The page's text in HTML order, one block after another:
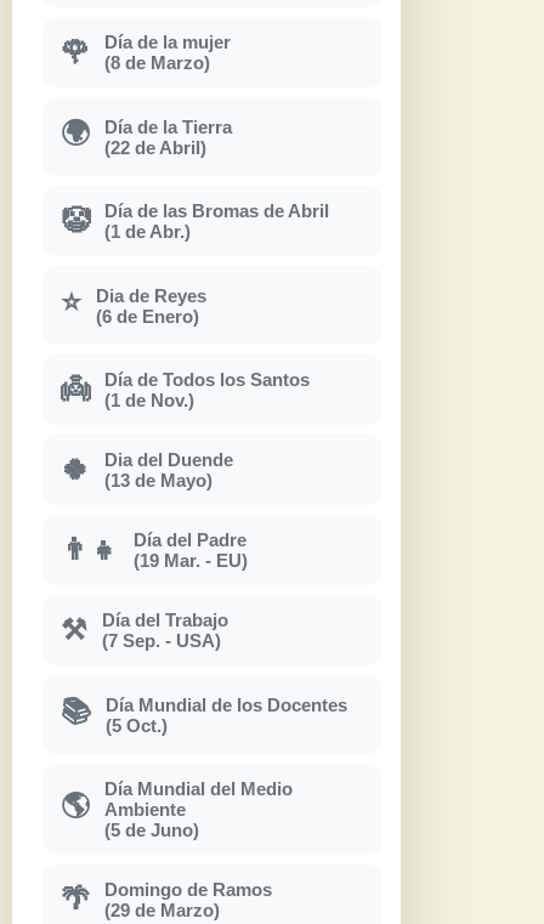
🌹
Día de la mujer
(8 de Marzo)
🌍
Día de la Tierra
(22 de Abril)
🤡
Día de las Bromas de Abril
(1 de Abr.)
⭐
Dia de Reyes
(6 de Enero)
👼
Día de Todos los Santos
(1 de Nov.)
🍀
Dia del Duende
(13 de Mayo)
👨‍👧
Día del Padre
(19 Mar. - EU)
⚒
Día del Trabajo
(7 Sep. - USA)
📚
Día Mundial de los Docentes
(5 Oct.)
🌎
Día Mundial del Medio
Ambiente
(5 de Juno)
🌴
Domingo de Ramos
(29 de Marzo)